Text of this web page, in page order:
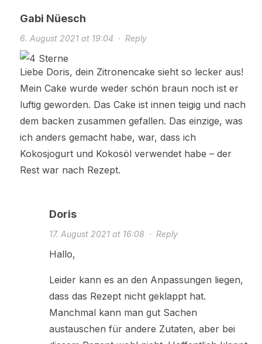
Gabi Nüesch
6. August 2021 at 19:04 · Reply
Liebe Doris, dein Zitronencake sieht so lecker aus!
Mein Cake wurde weder schön braun noch ist er
luftig geworden. Das Cake ist innen teigig und nach
dem backen zusammen gefallen. Das einzige, was
ich anders gemacht habe, war, dass ich
Kokosjogurt und Kokosöl verwendet habe – der
Rest war nach Rezept.
Doris
17. August 2021 at 16:08 · Reply
Hallo,
Leider kann es an den Anpassungen liegen,
dass das Rezept nicht geklappt hat.
Manchmal kann man gut Sachen
austauschen für andere Zutaten, aber bei